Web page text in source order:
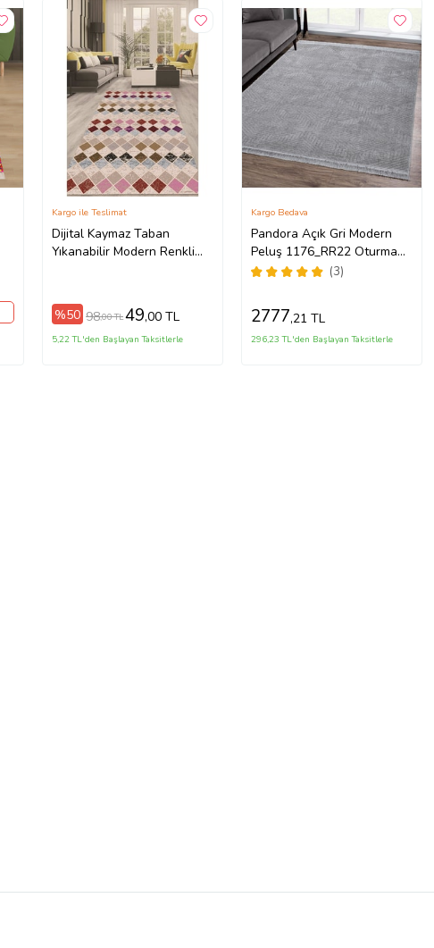
Dijital Kaymaz Taban
Yıkanabilir Modern Renkli
Renkli)
Kargo ile Teslimat
%50 98,00 TL49,00 TL
5,22 TL'den Başlayan Taksitlerle
Pandora Açık Gri Modern
Peluş 1176_RR22 Oturma
Odası ve Salon Halısı
(3)
Kargo Bedava
2777,21 TL
296,23 TL'den Başlayan Taksitlerle